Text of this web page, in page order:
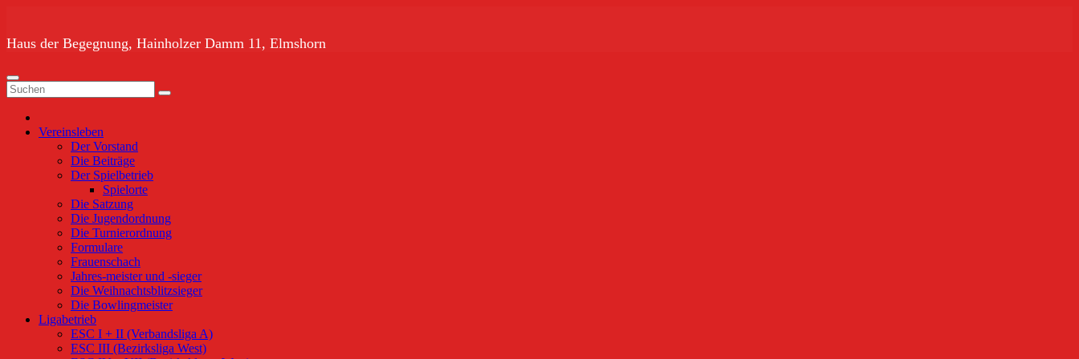
springen
Haus der Begegnung, Hainholzer Damm 11, Elmshorn
Vereinsleben
Der Vorstand
Die Beiträge
Der Spielbetrieb
Spielorte
Die Satzung
Die Jugendordnung
Die Turnierordnung
Formulare
Frauenschach
Jahres-meister und -sieger
Die Weihnachtsblitzsieger
Die Bowlingmeister
Ligabetrieb
ESC I + II (Verbandsliga A)
ESC III (Bezirksliga West)